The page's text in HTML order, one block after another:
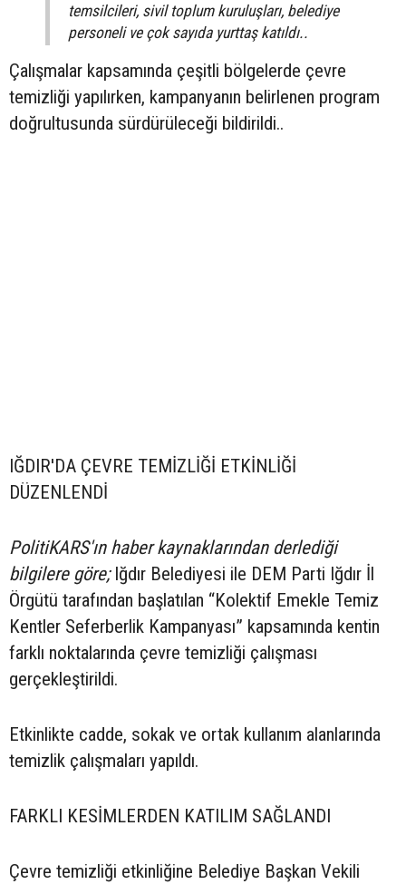
temsilcileri, sivil toplum kuruluşları, belediye
personeli ve çok sayıda yurttaş katıldı..
Çalışmalar kapsamında çeşitli bölgelerde çevre
temizliği yapılırken, kampanyanın belirlenen program
doğrultusunda sürdürüleceği bildirildi..
IĞDIR'DA ÇEVRE TEMİZLİĞİ ETKİNLİĞİ
DÜZENLENDİ
PolitiKARS'ın haber kaynaklarından derlediği
bilgilere göre;Iğdır Belediyesi ile DEM Parti Iğdır İl
Örgütü tarafından başlatılan “Kolektif Emekle Temiz
Kentler Seferberlik Kampanyası” kapsamında kentin
farklı noktalarında çevre temizliği çalışması
gerçekleştirildi.
Etkinlikte cadde, sokak ve ortak kullanım alanlarında
temizlik çalışmaları yapıldı.
FARKLI KESİMLERDEN KATILIM SAĞLANDI
Çevre temizliği etkinliğine Belediye Başkan Vekili